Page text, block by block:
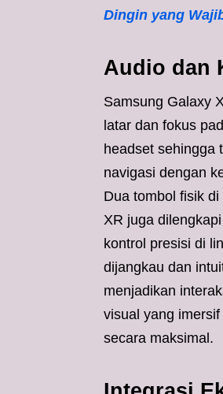
Dingin yang
Audio dan
Samsung Galaxy
latar dan fokus
headset sehingga
navigasi dengan
Dua tombol fisik
XR juga
kontrol presisi di
dijangkau dan
menjadikan
visual yang
secara maksimal.